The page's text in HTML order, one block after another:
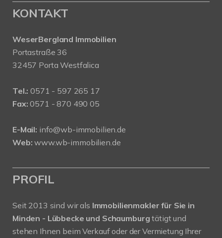
KONTAKT
WeserBergland Immobilien
Portastraße 36
32457 Porta Westfalica
Tel.: 0571 - 597 265 17
Fax: 0571 - 870 490 05
E-Mail: info@wb-immobilien.de
Web: www.wb-immobilien.de
PROFIL
Seit 2013 sind wir als Immobilienmakler für Sie in
Minden - Lübbecke und Schaumburgtätigt und
stehen Ihnen beim Verkauf oder der Vermietung Ihrer